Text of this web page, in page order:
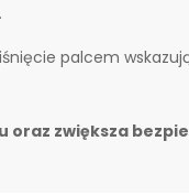
.
palcem
zwiększa